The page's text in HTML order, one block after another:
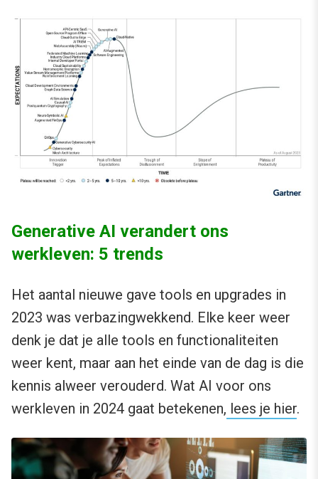
Generative AI verandert ons
werkleven: 5 trends
Het aantal nieuwe gave tools en upgrades in
2023 was verbazingwekkend. Elke keer weer
denk je dat je alle tools en functionaliteiten
weer kent, maar aan het einde van de dag is die
kennis alweer verouderd. Wat AI voor ons
werkleven in 2024 gaat betekenen, lees je hier.